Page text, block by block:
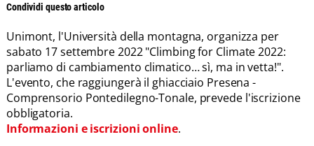
Condividi questo articolo
Unimont, l'Università della montagna, organizza per
sabato 17 settembre 2022 "Climbing for Climate 2022:
parliamo di cambiamento climatico… sì, ma in vetta!".
L'evento, che raggiungerà il ghiacciaio Presena -
Comprensorio Pontedilegno-Tonale, prevede l'iscrizione
obbligatoria.
Informazioni e iscrizioni online.